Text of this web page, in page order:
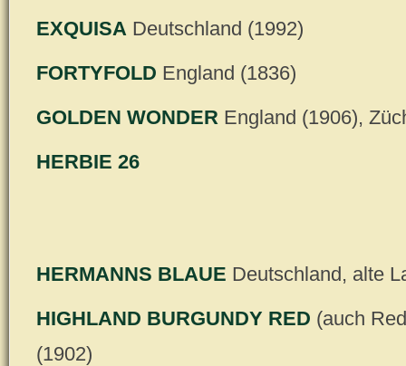
EXQUISA Deutschland (1992)
FORTYFOLD England (1836)
GOLDEN WONDER England (1906),
HERBIE 26
HERMANNS BLAUE Deutschland, alte
HIGHLAND BURGUNDY RED (auch
(1902)